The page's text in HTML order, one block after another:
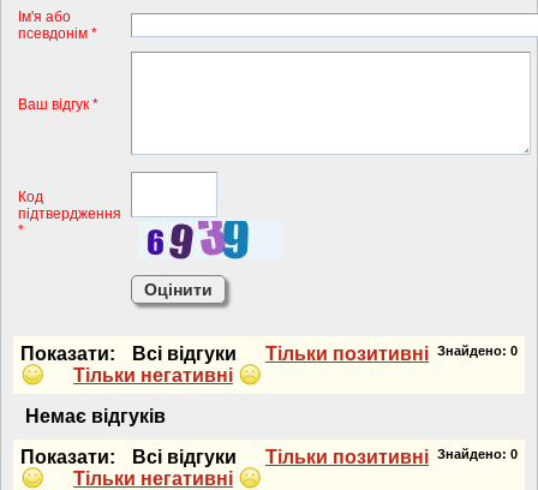
Iм'я або
псевдонiм *
Ваш відгук *
Код
підтвердження
*
Знайдено: 0
Показати: Всi вiдгуки
Тiльки позитивнi
Тiльки негативнi
Немає вiдгукiв
Знайдено: 0
Показати: Всi вiдгуки
Тiльки позитивнi
Тiльки негативнi